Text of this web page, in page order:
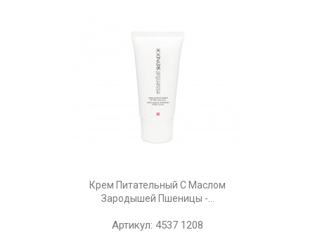
Крем Питательный С Маслом
Зародышей Пшеницы -...
Артикул: 4537 1208